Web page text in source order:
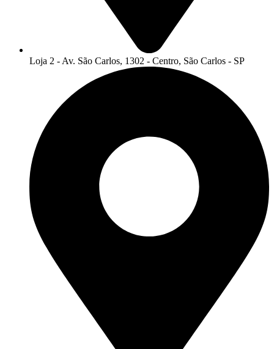
Loja 2 - Av. São Carlos, 1302 - Centro, São Carlos - SP